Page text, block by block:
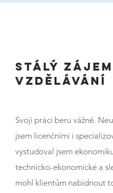
STÁLÝ
VZDĚLÁVÁNÍ
Svoji práci beru vážně.
jsem licenčními i
vystudoval jsem
technicko-ekonomické a
mohl klientům nabídnout